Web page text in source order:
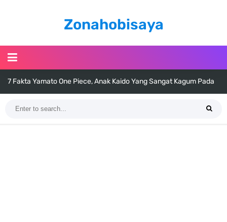
Zonahobisaya
7 Fakta Yamato One Piece, Anak Kaido Yang Sangat Kagum Pada